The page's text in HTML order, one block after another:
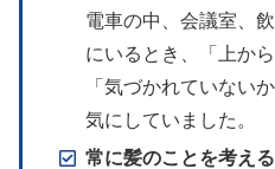
電車の中、会議室、
にいるとき、「上か
「気づかれていない
気にしていました。
常に髪のことを考え